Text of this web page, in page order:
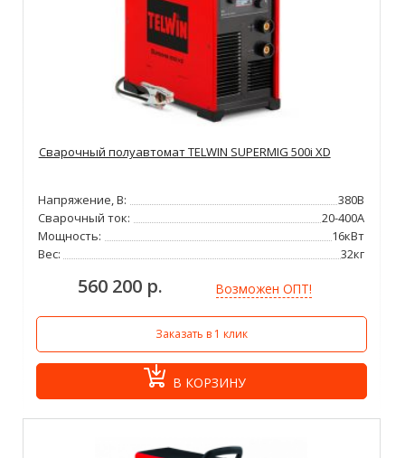
Сварочный полуавтомат TELWIN SUPERMIG 500i XD
Напряжение, В:
380В
Сварочный ток:
20-400А
Мощность:
16кВт
Вес:
32кг
560 200 р. Возможен ОПТ!
Заказать в 1 клик
В КОРЗИНУ